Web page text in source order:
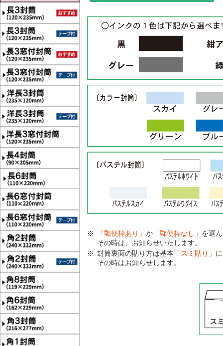
「郵便枠あり」 か 「郵便枠なし」 を選
その時は、お知らせいたします。
封筒裏面の貼り方は基本 「スミ貼り」
その時はお知らせします。